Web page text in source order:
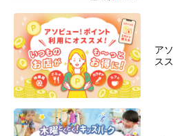
ア
ス